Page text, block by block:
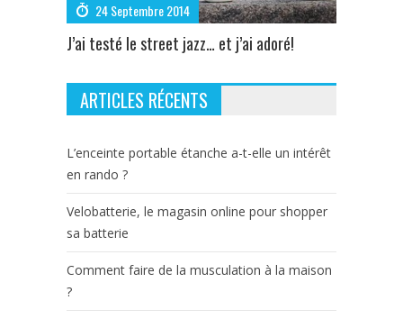
24 Septembre 2014
J’ai testé le street jazz… et j’ai adoré!
ARTICLES RÉCENTS
L’enceinte portable étanche a-t-elle un intérêt
en rando ?
Velobatterie, le magasin online pour shopper
sa batterie
Comment faire de la musculation à la maison
?